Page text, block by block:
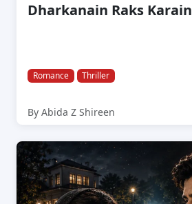
Dharkanain Raks Karain
Romance Thriller
By Abida Z Shireen